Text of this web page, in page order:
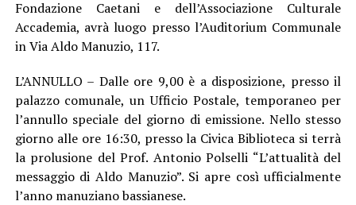
Fondazione Caetani e dell’Associazione Culturale
Accademia, avrà luogo presso l’Auditorium Communale
in Via Aldo Manuzio, 117.
L’ANNULLO – Dalle ore 9,00 è a disposizione, presso il
palazzo comunale, un Ufficio Postale, temporaneo per
l’annullo speciale del giorno di emissione. Nello stesso
giorno alle ore 16:30, presso la Civica Biblioteca si terrà
la prolusione del Prof. Antonio Polselli “L’attualità del
messaggio di Aldo Manuzio”. Si apre così ufficialmente
l’anno manuziano bassianese.